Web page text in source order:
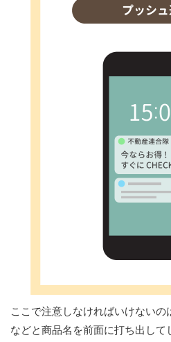
ここで注意しなければいけないの
などと商品名を前面に打ち出して